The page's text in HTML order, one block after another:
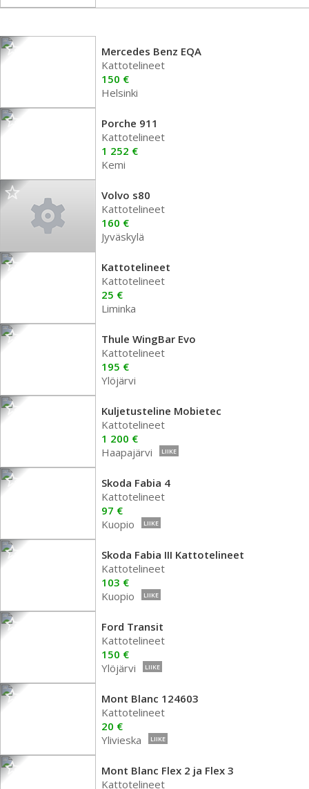
Mercedes Benz EQA
Kattotelineet
150 €
Helsinki
Porche 911
Kattotelineet
1 252 €
Kemi
Volvo s80
Kattotelineet
160 €
Jyväskylä
Kattotelineet
Kattotelineet
25 €
Liminka
Thule WingBar Evo
Kattotelineet
195 €
Ylöjärvi
Kuljetusteline Mobietec
Kattotelineet
1 200 €
Haapajärvi
LIIKE
Skoda Fabia 4
Kattotelineet
97 €
Kuopio
LIIKE
Skoda Fabia III Kattotelineet
Kattotelineet
103 €
Kuopio
LIIKE
Ford Transit
Kattotelineet
150 €
Ylöjärvi
LIIKE
Mont Blanc 124603
Kattotelineet
20 €
Ylivieska
LIIKE
Mont Blanc Flex 2 ja Flex 3
Kattotelineet